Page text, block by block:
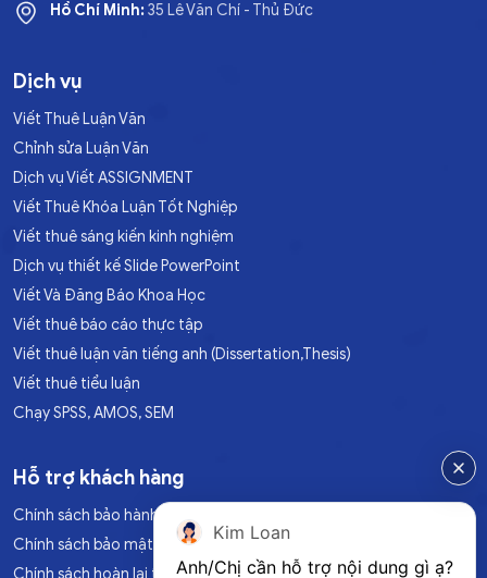
Hồ Chí Minh:35 Lê Văn Chí - Thủ Đức
Dịch vụ
Viết Thuê Luận Văn
Chỉnh sửa Luận Văn
Dịch vụ Viết ASSIGNMENT
Viết Thuê Khóa Luận Tốt Nghiệp
Viết thuê sáng kiến kinh nghiệm
Dịch vụ thiết kế Slide PowerPoint
Viết Và Đăng Báo Khoa Học
Viết thuê báo cáo thực tập
Viết thuê luận văn tiếng anh (Dissertation,Thesis)
Viết thuê tiểu luận
Chạy SPSS, AMOS, SEM
Hỗ trợ khách hàng
Chính sách bảo hành
Chính sách bảo mật
Kim Loan
Anh/Chị cần hỗ trợ nội dung gì ạ?